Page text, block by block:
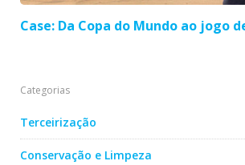
Case: Da Copa do Mundo ao jogo
Categorias
Terceirização
Conservação e Limpeza